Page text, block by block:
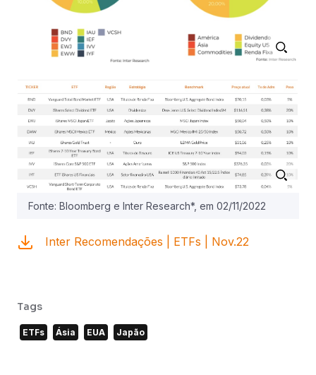
Fonte: Bloomberg e Inter Research*, em 02/11/2022
Inter Recomendações | ETFs | Nov.22
Tags
ETFs Ásia EUA Japão